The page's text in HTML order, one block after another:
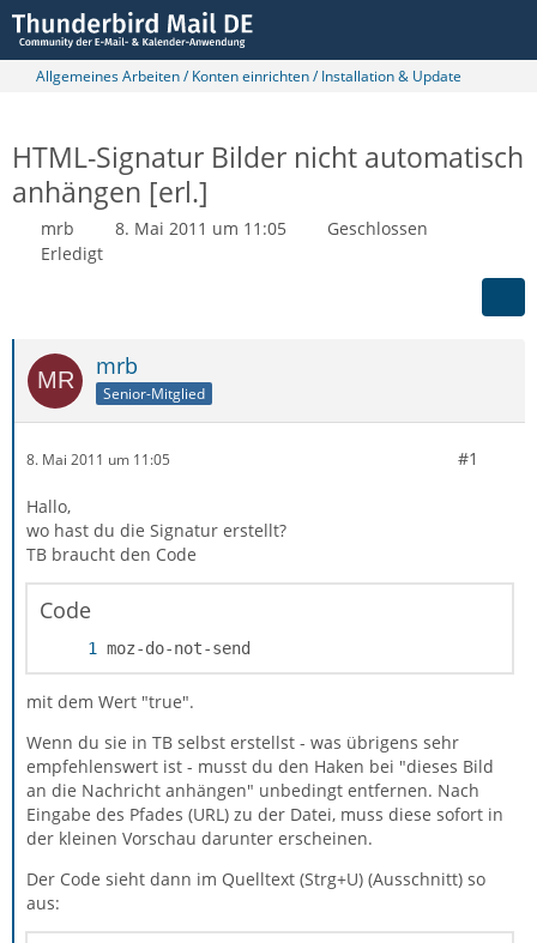
Allgemeines Arbeiten / Konten einrichten / Installation & Update
HTML-Signatur Bilder nicht automatisch
anhängen [erl.]
mrb 8. Mai 2011 um 11:05
Geschlossen
Erledigt
mrb
Senior-Mitglied
8. Mai 2011 um 11:05 #1
Hallo,
wo hast du die Signatur erstellt?
TB braucht den Code
Code
moz-do-not-send
mit dem Wert "true".
Wenn du sie in TB selbst erstellst - was übrigens sehr
empfehlenswert ist - musst du den Haken bei "dieses Bild
an die Nachricht anhängen" unbedingt entfernen. Nach
Eingabe des Pfades (URL) zu der Datei, muss diese sofort in
der kleinen Vorschau darunter erscheinen.
Der Code sieht dann im Quelltext (Strg+U) (Ausschnitt) so
aus: